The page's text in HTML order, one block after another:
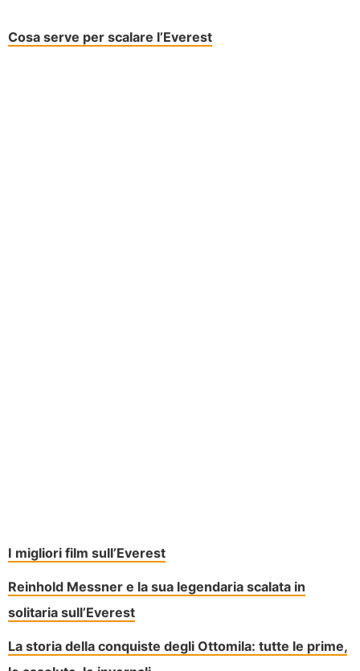
Cosa serve per scalare l’Everest
I migliori film sull’Everest
Reinhold Messner e la sua legendaria scalata in
solitaria sull’Everest
La storia della conquiste degli Ottomila: tutte le prime,